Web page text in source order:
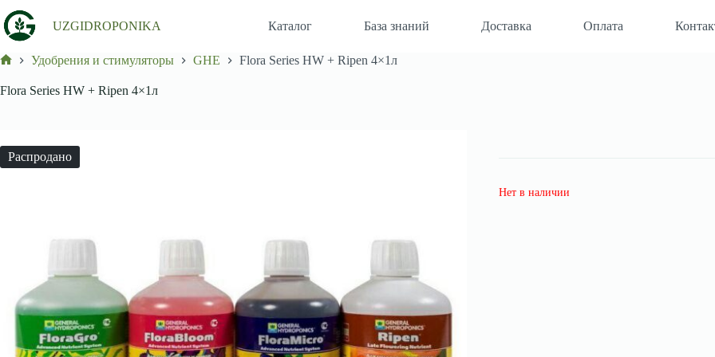
к
сути
UZGIDROPONIKA Каталог База знаний Доставка Оплата
Удобрения и стимуляторы GHE Flora Series HW + Ripen 4×1л
Flora Series HW + Ripen 4×1л
Распродано
Нет в наличии